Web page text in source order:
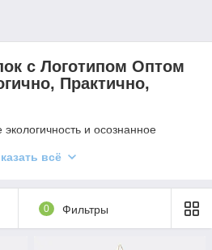
с Логотипом Оптом
Практично,
и осознанное
– это не просто удобный
вашего бренда.
компании] предлагает широкий
всё
0 Фильтры